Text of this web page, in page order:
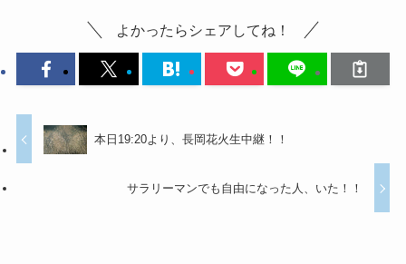
よかったらシェアしてね！
本日19:20より、長岡花火生中継！！
サラリーマンでも自由になった人、いた！！